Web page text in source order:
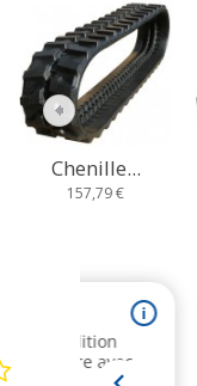
Chenille...
157,79 €